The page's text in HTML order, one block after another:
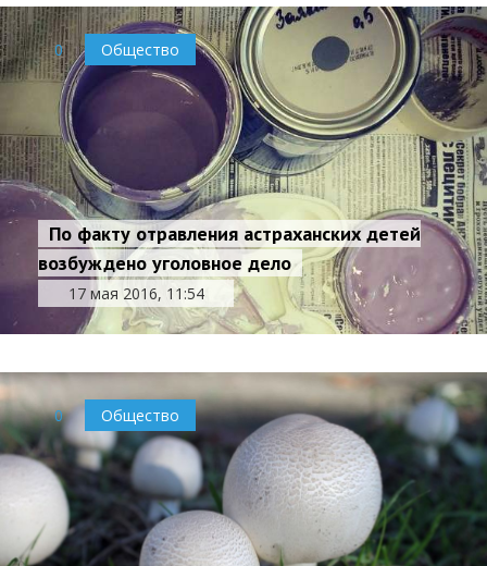
0 Общество
По факту отравления астраханских детей
возбуждено уголовное дело
17 мая 2016, 11:54
0 Общество